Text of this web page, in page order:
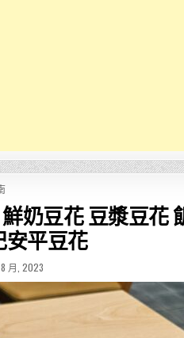
奶豆花 豆漿豆花
安平豆花
月, 2023